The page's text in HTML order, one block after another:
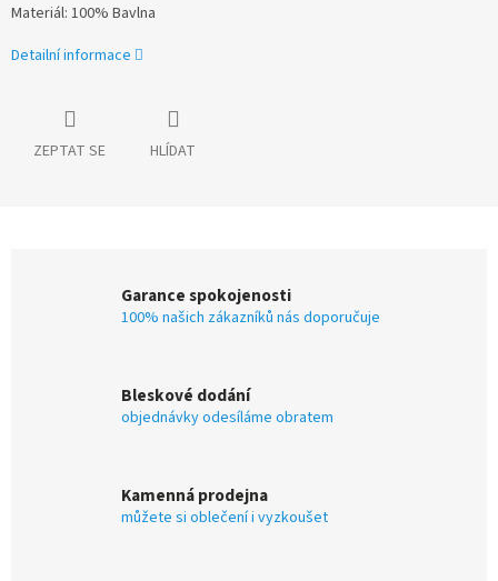
Materiál: 100% Bavlna
Detailní informace
ZEPTAT SE HLÍDAT
Garance spokojenosti
100% našich zákazníků nás doporučuje
Bleskové dodání
objednávky odesíláme obratem
Kamenná prodejna
můžete si oblečení i vyzkoušet